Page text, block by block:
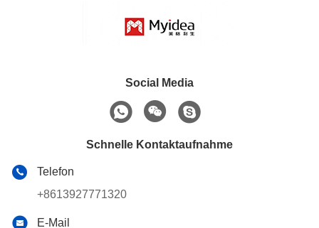
Social Media
Schnelle Kontaktaufnahme
Telefon
+8613927771320
E-Mail